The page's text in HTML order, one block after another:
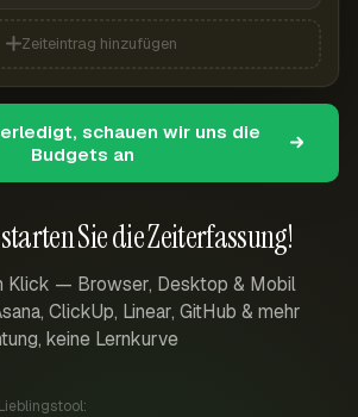
Sie die Zeiterfassung!
Klick — Browser, Desktop & Mobil
ClickUp, Linear, GitHub & mehr
keine Lernkurve
Zeiteintrag hinzufügen
schauen wir uns die
Budgets an